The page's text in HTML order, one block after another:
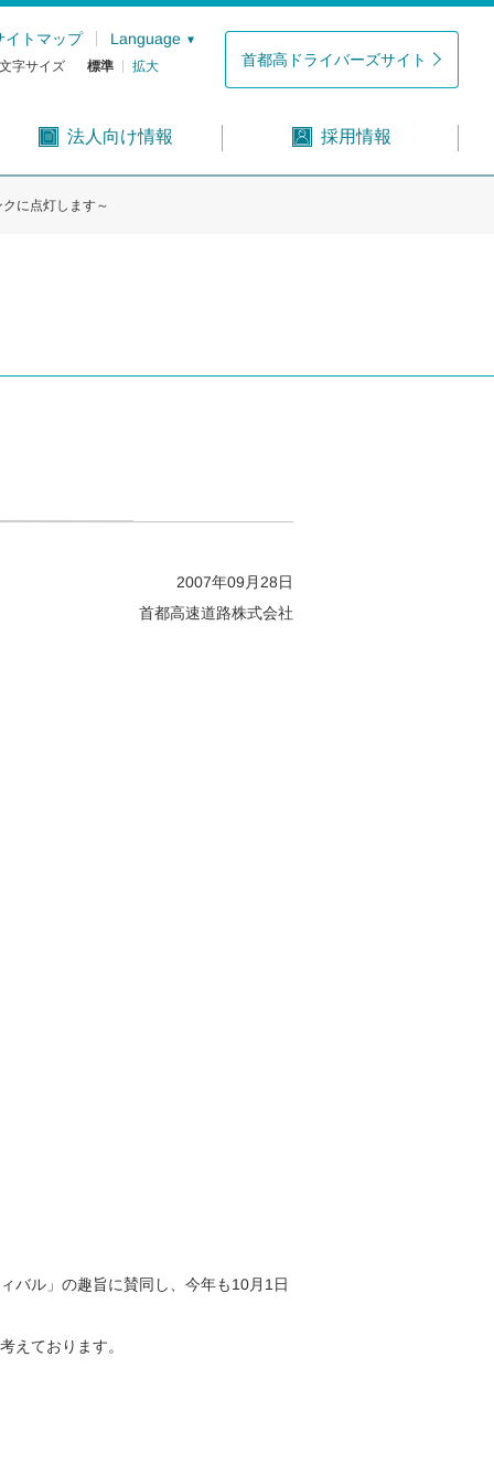
イトマップ Language
文字サイズ 標準 拡大 首都高ドライバーズサイト
法人向け情報 採用情報
に点灯します～
2007年09月28日
首都高速道路株式会社
バル」の趣旨に賛同し、今年も10月1日
えております。